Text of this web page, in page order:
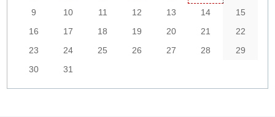
9
10 11 12 13 14
15
16
17 18 19 20 21
22
23
24 25 26 27 28
29
30
31